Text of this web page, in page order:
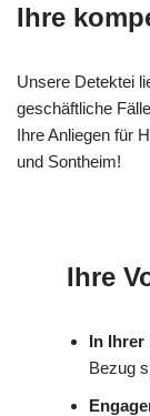
Ihre
Unsere Detektei
geschäftliche
Ihre Anliegen für
und Sontheim!
Ihre
In Ihrer
Bezug